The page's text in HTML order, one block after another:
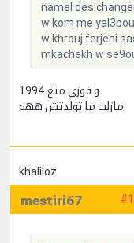
namel des
w kom me
w khrouj ferjeni
mkachekh w
و فوزي متع 1994
مازلت ما تولدتش ههه
khaliloz
mestiri67